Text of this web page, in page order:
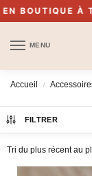
🔥 OUTLET
MENU
Accueil /
FILTRER